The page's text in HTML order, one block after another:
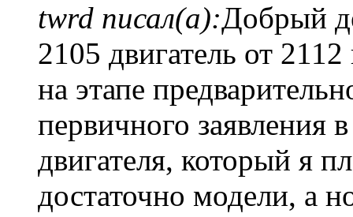
twrd писал(а):Добрый
2105 двигатель от
на этапе
первичного заявления
двигателя, который я
достаточно модели, а